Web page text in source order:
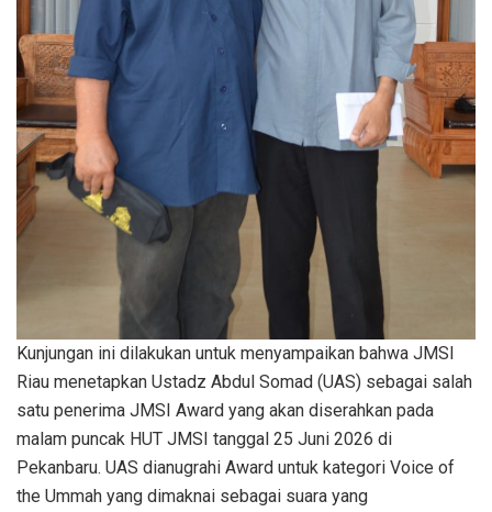
Kunjungan ini dilakukan untuk menyampaikan bahwa JMSI
Riau menetapkan Ustadz Abdul Somad (UAS) sebagai salah
satu penerima JMSI Award yang akan diserahkan pada
malam puncak HUT JMSI tanggal 25 Juni 2026 di
Pekanbaru. UAS dianugrahi Award untuk kategori Voice of
the Ummah yang dimaknai sebagai suara yang